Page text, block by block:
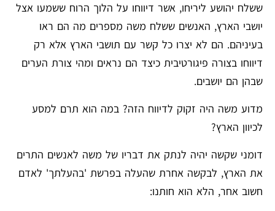
ששלח יהושע ליריחו, אשר דיווחו על הלוך הרוח ששמעו אצל
יושבי הארץ, האנשים ששלח משה מספרים מה הם ראו
בעיניהם. הם לא יצרו כל קשר עם תושבי הארץ אלא רק
דיווחו בצורה פיגורטיבית כיצד הם נראים ומהי צורת הערים
שבהן הם יושבים.
מדוע משה היה זקוק לדיווח הזה? במה הוא תרם למסע
לכיוון הארץ?
דומני שקשה יהיה לנתק את דבריו של משה לאנשים התרים
את הארץ, לבקשה אחרת שהעלה בפרשת 'בהעלתך' לאדם
חשוב אחר, הלא הוא חותנו: